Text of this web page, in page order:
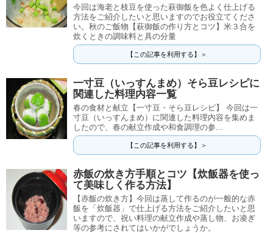
今回は海老と枝豆を使った萩御飯を色よく仕上げる
方法をご紹介したいと思いますのでお役立てくださ
い。秋のご飯物【萩御飯の作り方とコツ】米３合を
炊くときの調味料と具の分量
【この記事を利用する】＞
一寸豆（いっすんまめ）そら豆レシピに
関連した料理内容一覧
春の食材と献立【一寸豆・そら豆レシピ】 今回は一
寸豆（いっすんまめ）に関連した料理内容を集めま
したので、春の献立作成や和食調理の参...
【この記事を利用する】＞
赤飯の炊き方手順とコツ【炊飯器を使っ
て美味しく作る方法】
【赤飯の炊き方】今回は蒸して作るのが一般的な赤
飯を「炊飯器」で仕上げる方法をご紹介したいと思
いますので、祝い料理の献立作成や蒸し物、お凌ぎ
等の参考にされてはいかがでしょうか。